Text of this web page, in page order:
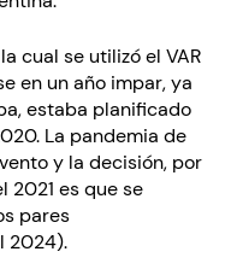
cual se utilizó el VAR
en un año impar, ya
estaba planificado
La pandemia de
y la decisión, por
2021 es que se
pares
2024).